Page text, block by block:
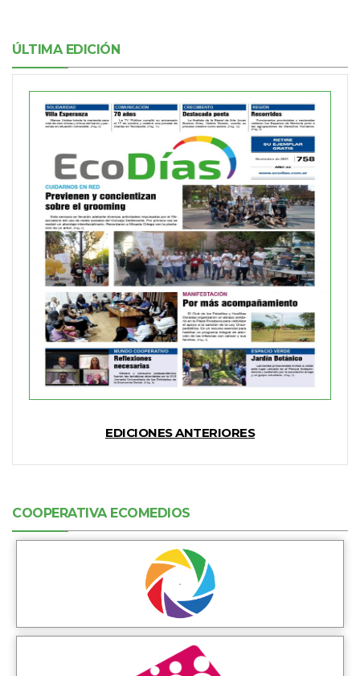
ÚLTIMA EDICIÓN
EDICIONES ANTERIORES
COOPERATIVA ECOMEDIOS